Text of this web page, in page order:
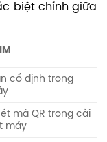
biệt chính giữa
cố định trong
mã QR trong cài
máy